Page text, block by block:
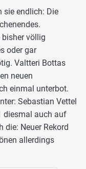
sie endlich: Die
völlig
oder gar
Valtteri Bottas
neuen
einmal unterbot.
Sebastian Vettel
diesmal auch auf
die: Neuer Rekord
allerdings